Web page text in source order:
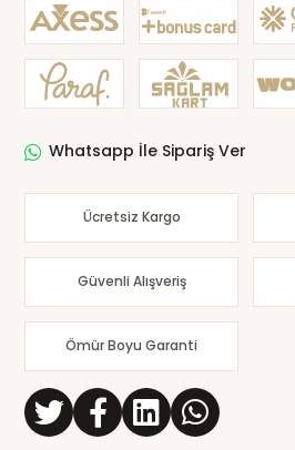
Whatsapp İle Sipariş Ver
Ücretsiz Kargo
Güvenli Alışveriş
Ömür Boyu Garanti